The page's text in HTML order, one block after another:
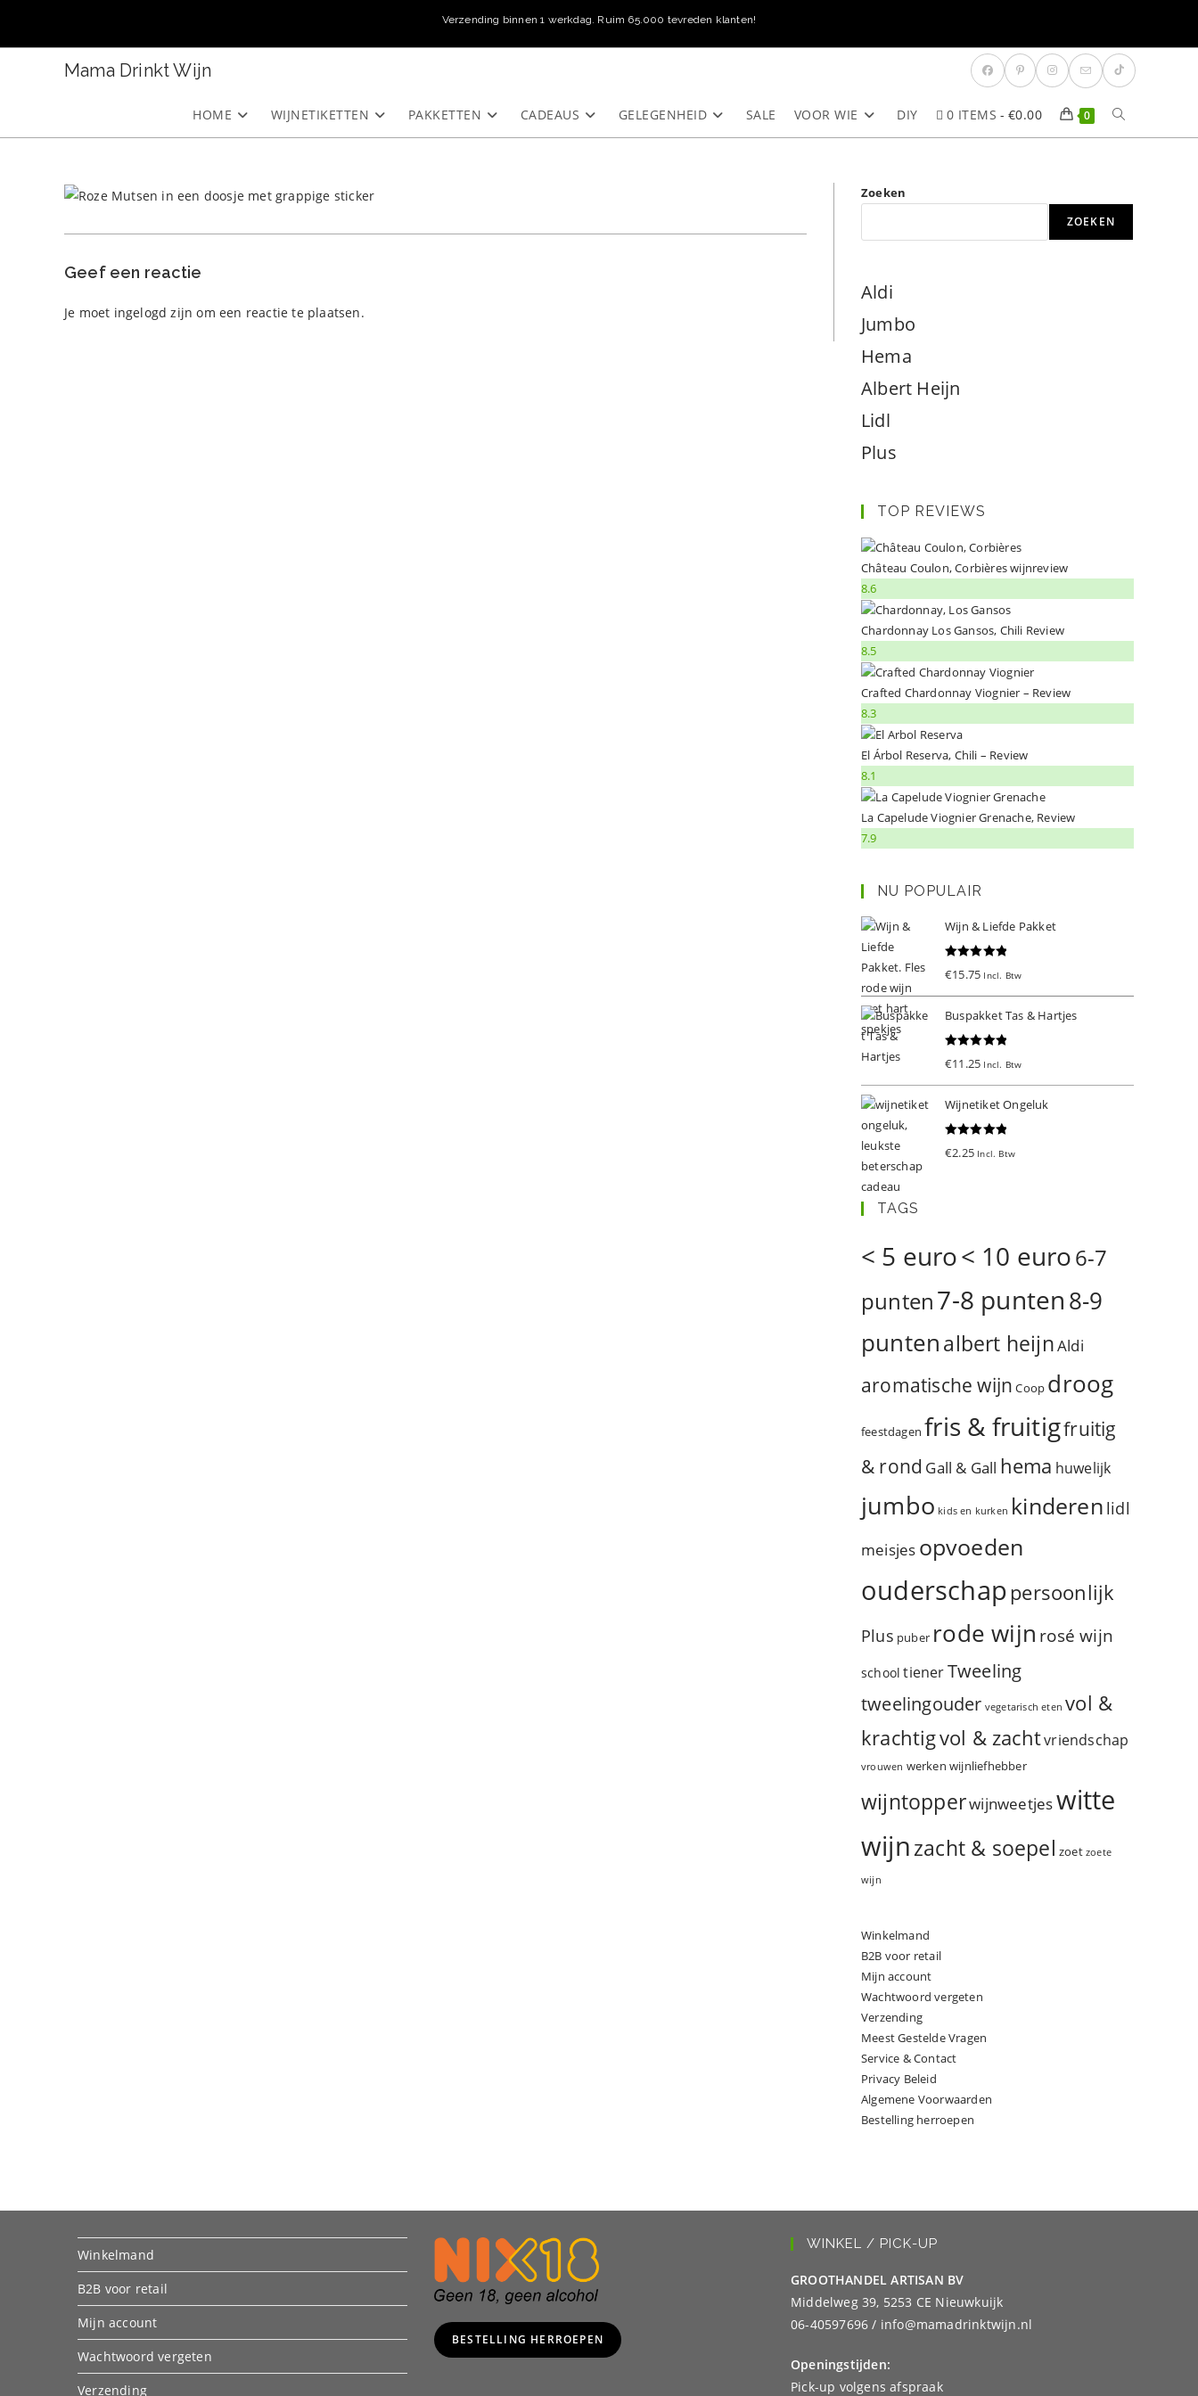
Verzending binnen 1 werkdag. Ruim 65.000 tevreden klanten!
Mama Drinkt Wijn
HOME WIJNETIKETTEN PAKKETTEN CADEAUS GELEGENHEID SALE VOOR WIE DIY 0 ITEMS €0.00 0 TOGGLE
ZOEKEN
Geef een reactie
Je moet ingelogd zijn om een reactie te plaatsen.
Zoeken
ZOEKEN
Aldi
Jumbo
Hema
Albert Heijn
Lidl
Plus
TOP REVIEWS
Château Coulon, Corbières wijnreview
8.6
Chardonnay Los Gansos, Chili Review
8.5
Crafted Chardonnay Viognier – Review
8.3
El Árbol Reserva, Chili – Review
8.1
La Capelude Viognier Grenache, Review
7.9
NU POPULAIR
Wijn & Liefde Pakket
€15.75 Incl. Btw
Buspakket Tas & Hartjes
€11.25 Incl. Btw
Wijnetiket Ongeluk
€2.25 Incl. Btw
TAGS
< 5 euro< 10 euro6-7
punten7-8 punten8-9
puntenalbert heijnAldi
aromatische wijn Coop droog
feestdagen fris & fruitigfruitig
& rond Gall & Gall hema huwelijk
jumbo kids en kurken kinderen lidl
meisjes opvoeden
ouderschappersoonlijk
Plus puber rode wijn rosé wijn
school tienerTweeling
tweelingouder vegetarisch eten vol &
krachtigvol & zachtvriendschap
vrouwen werken wijnliefhebber
wijntopperwijnweetjeswitte
wijnzacht & soepel zoet zoete
wijn
Winkelmand
B2B voor retail
Mijn account
Wachtwoord vergeten
Verzending
Meest Gestelde Vragen
Service & Contact
Privacy Beleid
Algemene Voorwaarden
Bestelling herroepen
Winkelmand
B2B voor retail
Mijn account
Wachtwoord vergeten
Verzending
BESTELLING HERROEPEN
WINKEL / PICK-UP
GROOTHANDEL ARTISAN BV
Middelweg 39, 5253 CE Nieuwkuijk
06-40597696 / info@mamadrinktwijn.nl
Openingstijden:
Pick-up volgens afspraak